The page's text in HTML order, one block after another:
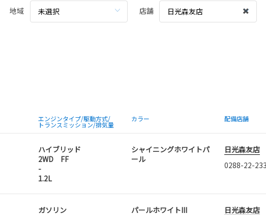
地域 未選択 店舗 日光森友店
エンジンタイプ/駆動方式/
トランスミッション/排気量
カラー 配備店舗
ハイブリッド
2WD FF
-
1.2L
シャイニングホワイトパ
ール
日光森友店
0288-22-
ガソリン
パールホワイトIII
日光森友店